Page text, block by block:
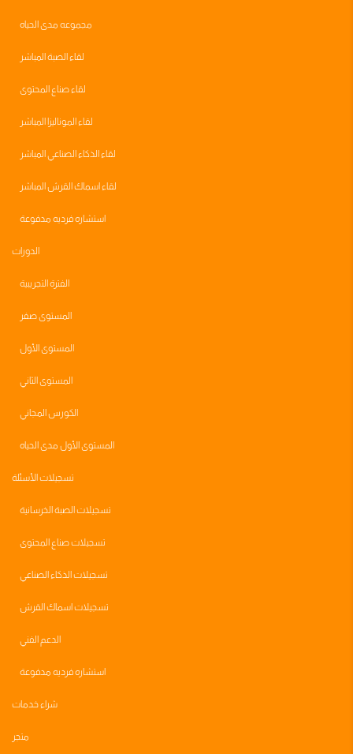
مجموعه مدى الحياه
لقاء الصبة المباشر
لقاء صناع المحتوى
لقاء الموناليزا المباشر
لقاء الذكاء الصناعي المباشر
لقاء اسماك القرش المباشر
استشاره فرديه مدفوعة
الدورات
الفترة التجريبية
المستوى صفر
المستوى الأول
المستوى الثاني
الكورس المجاني
المستوى الأول مدى الحياه
تسجيلات الأسئلة
تسجيلات الصبة الخرسانية
تسجيلات صناع المحتوى
تسجيلات الذكاء الصناعي
تسجيلات اسماك القرش
الدعم الفني
استشاره فرديه مدفوعة
شراء خدمات
متجر